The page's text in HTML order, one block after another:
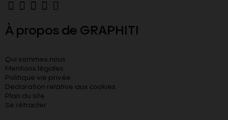
À propos de GRAPHITI
Qui sommes nous
Mentions légales
Politique vie privée
Declaration relative aux cookies​
Plan du site
Se rétracter